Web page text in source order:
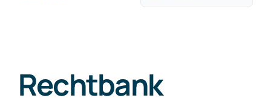
Nieuws
Rechtbank